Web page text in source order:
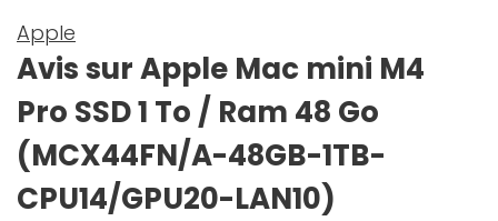
Apple
Avis sur Apple Mac mini M4
Pro SSD 1 To / Ram 48 Go
(MCX44FN/A-48GB-1TB-
CPU14/GPU20-LAN10)